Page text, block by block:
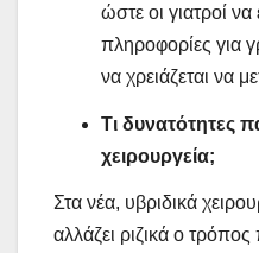
ώστε οι γιατροί
πληροφορίες για
να χρειάζεται να
Τι δυνατότητες
χειρουργεία;
Στα νέα, υβριδικά
αλλάζει ριζικά ο